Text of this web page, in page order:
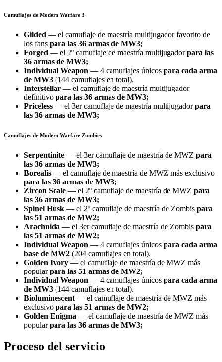
Camuflajes de Modern Warfare 3
Gilded — el camuflaje de maestría multijugador favorito de
los fans para las 36 armas de MW3;
Forged — el 2º camuflaje de maestría multijugadorpara las
36 armas de MW3;
Individual Weapon — 4 camuflajes únicos para cada arma
de MW3 (144 camuflajes en total).
Interstellar — el camuflaje de maestría multijugador
definitivo para las 36 armas de MW3;
Priceless — el 3er camuflaje de maestría multijugadorpara
las 36 armas de MW3;
Camuflajes de Modern Warfare Zombies
Serpentinite — el 3er camuflaje de maestría de MWZ para
las 36 armas de MW3;
Borealis — el camuflaje de maestría de MWZ más exclusivo
para las 36 armas de MW3;
Zircon Scale — el 2º camuflaje de maestría de MWZ para
las 36 armas de MW3;
Spinel Husk — el 2º camuflaje de maestría de Zombis para
las 51 armas de MW2;
Arachnida — el 3er camuflaje de maestría de Zombis para
las 51 armas de MW2;
Individual Weapon — 4 camuflajes únicos para cada arma
base de MW2 (204 camuflajes en total).
Golden Ivory — el camuflaje de maestría de MWZ más
popularpara las 51 armas de MW2;
Individual Weapon — 4 camuflajes únicos para cada arma
de MW3 (144 camuflajes en total).
Bioluminescent — el camuflaje de maestría de MWZ más
exclusivo para las 51 armas de MW2;
Golden Enigma — el camuflaje de maestría de MWZ más
popularpara las 36 armas de MW3;
Proceso del servicio